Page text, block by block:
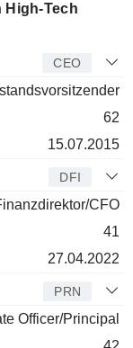
Tech
CEO
62
15.07.2015
DFI
CFO
41
27.04.2022
PRN
Officer/Principal